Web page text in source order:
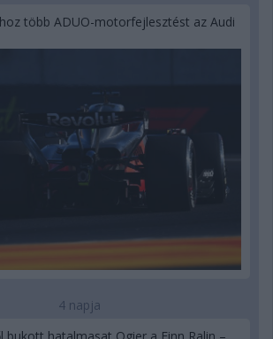
több ADUO-motorfejlesztést az Audi
4 napja